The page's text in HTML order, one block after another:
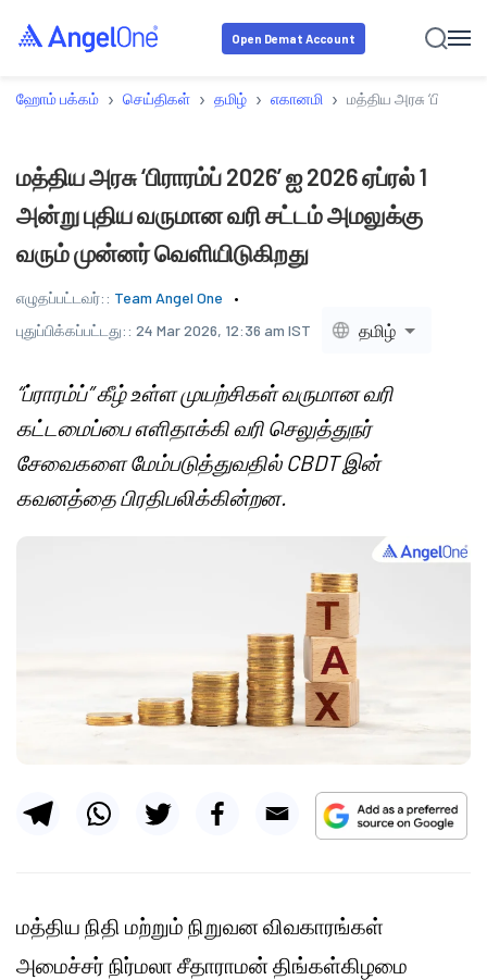
Open Demat Account
ஹோம் பக்கம் › செய்திகள் › தமிழ் › எகானமி › மத்திய அரசு
மத்திய அரசு ‘பிராரம்ப் 2026’ ஐ 2026 ஏப்ரல் 1
அன்று புதிய வருமான வரி சட்டம் அமலுக்கு
வரும் முன்னர் வெளியிடுகிறது
எழுதப்பட்டவர்:: Team Angel One
புதுப்பிக்கப்பட்டது:: 24 Mar 2026, 12:36 am IST தமிழ்
“ப்ராரம்ப்” கீழ் உள்ள முயற்சிகள் வருமான வரி
கட்டமைப்பை எளிதாக்கி வரி செலுத்துநர்
சேவைகளை மேம்படுத்துவதில் CBDT இன்
கவனத்தை பிரதிபலிக்கின்றன.
மத்திய நிதி மற்றும் நிறுவன விவகாரங்கள்
அமைச்சர் நிர்மலா சீதாராமன் திங்கள்கிழமை